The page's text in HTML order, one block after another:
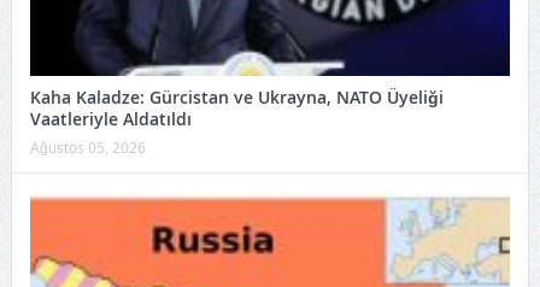
Kaha Kaladze: Gürcistan ve Ukrayna, NATO Üyeliği
Vaatleriyle Aldatıldı
Ağustos 05, 2026